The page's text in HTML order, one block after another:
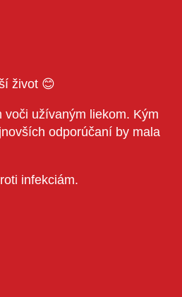
život 😊
užívaným liekom. Kým
odporúčaní by mala
infekciám.